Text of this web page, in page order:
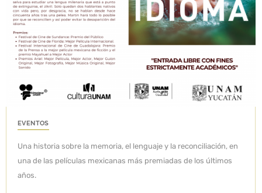
EVENTOS
Una historia sobre la memoria, el lenguaje y la reconciliación, en
una de las películas mexicanas más premiadas de los últimos
años.